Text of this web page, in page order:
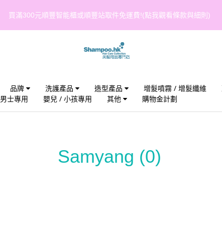
買滿300元順豐智能櫃或順豐站取件免運費!(點我觀看條款與細則)
品牌 洗護產品 造型產品 增髮噴霧 / 增髮纖維
男士專用 嬰兒 / 小孩專用 其他 購物金計劃
Samyang (0)